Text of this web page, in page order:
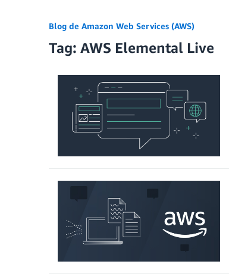
Blog de Amazon Web Services (AWS)
Tag: AWS Elemental Live